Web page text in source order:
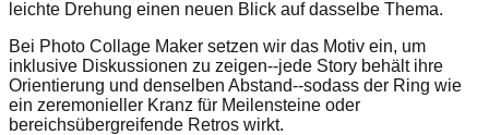
leichte Drehung einen neuen Blick auf dasselbe Thema.
Bei Photo Collage Maker setzen wir das Motiv ein, um
inklusive Diskussionen zu zeigen--jede Story behält ihre
Orientierung und denselben Abstand--sodass der Ring wie
ein zeremonieller Kranz für Meilensteine oder
bereichsübergreifende Retros wirkt.